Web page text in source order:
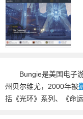
Bungie是美国电子
州贝尔维尤，2000年被
括《光环》系列、《命